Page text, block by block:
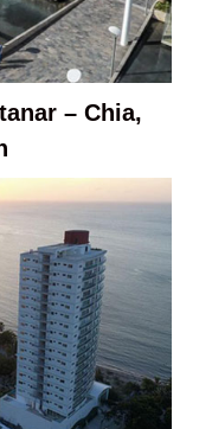
– Chia,